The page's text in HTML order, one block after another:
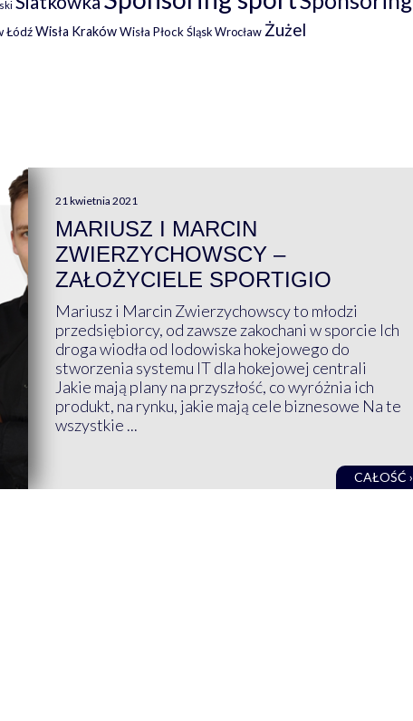
ŁódźWisła KrakówWisła PłockŚląsk Wrocław Żużel
21 kwietnia 2021
MARIUSZ I MARCIN
ZWIERZYCHOWSCY –
ZAŁOŻYCIELE SPORTIGIO
Mariusz i Marcin Zwierzychowscy to młodzi
przedsiębiorcy, od zawsze zakochani w sporcie Ich
droga wiodła od lodowiska hokejowego do
stworzenia systemu IT dla hokejowej centrali
Jakie mają plany na przyszłość, co wyróżnia ich
produkt, na rynku, jakie mają cele biznesowe Na te
wszystkie ...
CAŁOŚĆ ›